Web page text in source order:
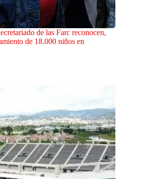
de las Farc reconocen,
de 18.000 niños en